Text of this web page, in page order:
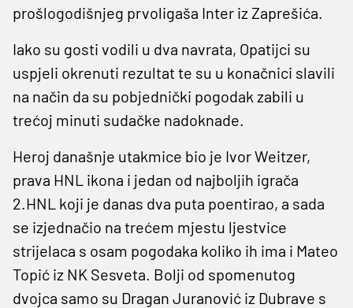
prošlogodišnjeg prvoligaša Inter iz Zaprešića.
Iako su gosti vodili u dva navrata, Opatijci su
uspjeli okrenuti rezultat te su u konačnici slavili
na način da su pobjednički pogodak zabili u
trećoj minuti sudačke nadoknade.
Heroj današnje utakmice bio je Ivor Weitzer,
prava HNL ikona i jedan od najboljih igrača
2.HNL koji je danas dva puta poentirao, a sada
se izjednačio na trećem mjestu ljestvice
strijelaca s osam pogodaka koliko ih ima i Mateo
Topić iz NK Sesveta. Bolji od spomenutog
dvojca samo su Dragan Juranović iz Dubrave s